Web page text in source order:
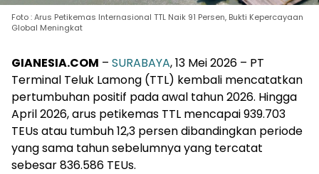
Foto : Arus Petikemas Internasional TTL Naik 91 Persen, Bukti Kepercayaan
Global Meningkat
GIANESIA.COM – SURABAYA, 13 Mei 2026 – PT
Terminal Teluk Lamong (TTL) kembali mencatatkan
pertumbuhan positif pada awal tahun 2026. Hingga
April 2026, arus petikemas TTL mencapai 939.703
TEUs atau tumbuh 12,3 persen dibandingkan periode
yang sama tahun sebelumnya yang tercatat
sebesar 836.586 TEUs.